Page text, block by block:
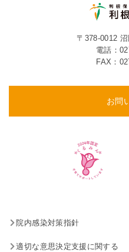
〒378-0012
電話：
FAX：
お問
院内感染対策指針
適切な意思決定支援に関する